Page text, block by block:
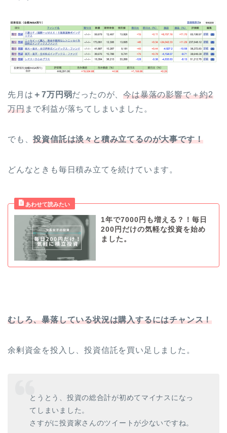
先月は ＋7万円弱だったのが、今は暴落の影響で＋約2
万円まで利益が落ちてしまいました。
でも、投資信託は淡々と積み立てるのが大事です！
どんなときも毎日積み立てを続けています。
1年で7000円も増える？！毎日
200円だけの気軽な投資を始め
ました。
むしろ、暴落している状況は購入するにはチャンス！
余剰資金を投入し、投資信託を買い足しました。
とうとう、投資の総合計が初めてマイナスになっ
てしまいました。
さすがに投資家さんのツイートが少ないですね。